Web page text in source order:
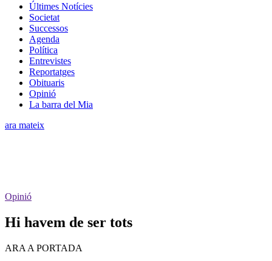
Últimes Notícies
Societat
Successos
Agenda
Política
Entrevistes
Reportatges
Obituaris
Opinió
La barra del Mia
ara mateix
Opinió
​Hi havem de ser tots
ARA A PORTADA